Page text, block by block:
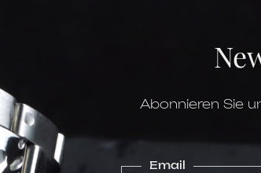
Abonnieren Sie
Email